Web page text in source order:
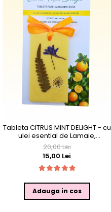
Tableta CITRUS MINT DELIGHT - cu
ulei esential de Lamaie,
Portocala si Menta, 25g, in
punga
20,00 Lei
15,00 Lei
Adauga in cos